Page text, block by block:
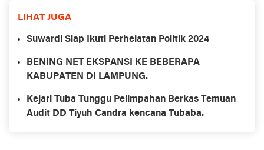
LIHAT JUGA
Suwardi Siap Ikuti Perhelatan Politik 2024
BENING NET EKSPANSI KE BEBERAPA
KABUPATEN DI LAMPUNG.
Kejari Tuba Tunggu Pelimpahan Berkas Temuan
Audit DD Tiyuh Candra kencana Tubaba.